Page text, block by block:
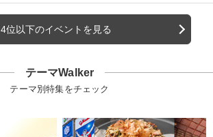
4位以下のイベントを見る
テーマWalker
テーマ別特集をチェック